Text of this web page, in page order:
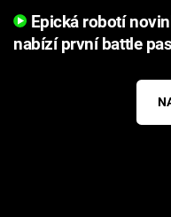
Epická robotí
nabízí první battle